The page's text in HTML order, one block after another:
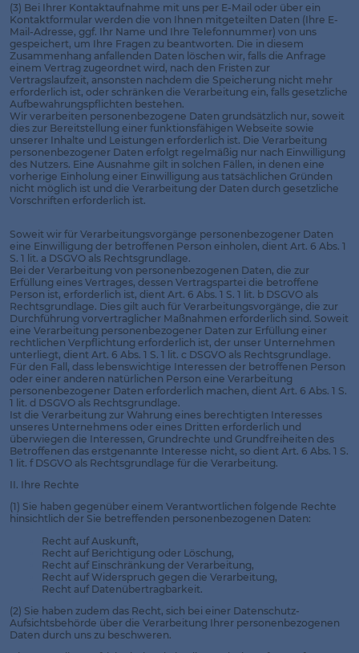
(3) Bei Ihrer Kontaktaufnahme mit uns per E-Mail oder über ein
Kontaktformular werden die von Ihnen mitgeteilten Daten (Ihre E-
Mail-Adresse, ggf. Ihr Name und Ihre Telefonnummer) von uns
gespeichert, um Ihre Fragen zu beantworten. Die in diesem
Zusammenhang anfallenden Daten löschen wir, falls die Anfrage
einem Vertrag zugeordnet wird, nach den Fristen zur
Vertragslaufzeit, ansonsten nachdem die Speicherung nicht mehr
erforderlich ist, oder schränken die Verarbeitung ein, falls gesetzliche
Aufbewahrungspflichten bestehen.
Wir verarbeiten personenbezogene Daten grundsätzlich nur, soweit
dies zur Bereitstellung einer funktionsfähigen Webseite sowie
unserer Inhalte und Leistungen erforderlich ist. Die Verarbeitung
personenbezogener Daten erfolgt regelmäßig nur nach Einwilligung
des Nutzers. Eine Ausnahme gilt in solchen Fällen, in denen eine
vorherige Einholung einer Einwilligung aus tatsächlichen Gründen
nicht möglich ist und die Verarbeitung der Daten durch gesetzliche
Vorschriften erforderlich ist.
Soweit wir für Verarbeitungsvorgänge personenbezogener Daten
eine Einwilligung der betroffenen Person einholen, dient Art. 6 Abs. 1
S. 1 lit. a DSGVO als Rechtsgrundlage.
Bei der Verarbeitung von personenbezogenen Daten, die zur
Erfüllung eines Vertrages, dessen Vertragspartei die betroffene
Person ist, erforderlich ist, dient Art. 6 Abs. 1 S. 1 lit. b DSGVO als
Rechtsgrundlage. Dies gilt auch für Verarbeitungsvorgänge, die zur
Durchführung vorvertraglicher Maßnahmen erforderlich sind. Soweit
eine Verarbeitung personenbezogener Daten zur Erfüllung einer
rechtlichen Verpflichtung erforderlich ist, der unser Unternehmen
unterliegt, dient Art. 6 Abs. 1 S. 1 lit. c DSGVO als Rechtsgrundlage.
Für den Fall, dass lebenswichtige Interessen der betroffenen Person
oder einer anderen natürlichen Person eine Verarbeitung
personenbezogener Daten erforderlich machen, dient Art. 6 Abs. 1 S.
1 lit. d DSGVO als Rechtsgrundlage.
Ist die Verarbeitung zur Wahrung eines berechtigten Interesses
unseres Unternehmens oder eines Dritten erforderlich und
überwiegen die Interessen, Grundrechte und Grundfreiheiten des
Betroffenen das erstgenannte Interesse nicht, so dient Art. 6 Abs. 1 S.
1 lit. f DSGVO als Rechtsgrundlage für die Verarbeitung.
II. Ihre Rechte
(1) Sie haben gegenüber einem Verantwortlichen folgende Rechte
hinsichtlich der Sie betreffenden personenbezogenen Daten:
Recht auf Auskunft,
Recht auf Berichtigung oder Löschung,
Recht auf Einschränkung der Verarbeitung,
Recht auf Widerspruch gegen die Verarbeitung,
Recht auf Datenübertragbarkeit.
(2) Sie haben zudem das Recht, sich bei einer Datenschutz-
Aufsichtsbehörde über die Verarbeitung Ihrer personenbezogenen
Daten durch uns zu beschweren.